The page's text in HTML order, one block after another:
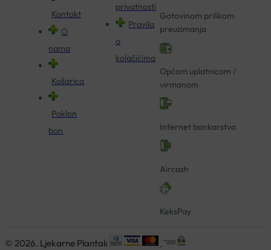
Kontakt
O
nama
Košarica
Poklon
bon
privatnosti
Pravila
o
kolačićima
Gotovinom prilikom
preuzimanja
Općom uplatnicom /
virmanom
Internet bankarstvo
Aircash
KeksPay
© 2026. Ljekarne Plantak